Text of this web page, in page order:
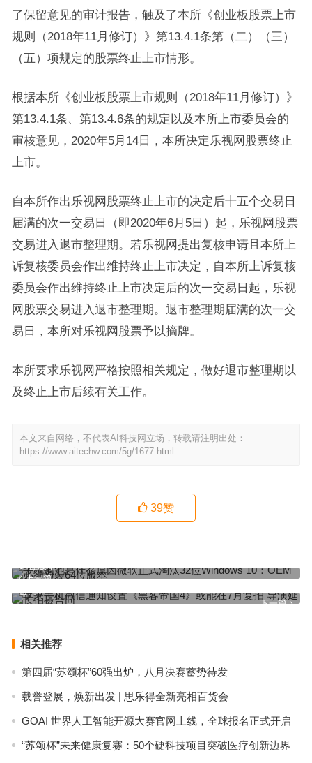
了保留意见的审计报告，触及了本所《创业板股票上市
规则（2018年11月修订）》第13.4.1条第（二）（三）
（五）项规定的股票终止上市情形。
根据本所《创业板股票上市规则（2018年11月修订）》
第13.4.1条、第13.4.6条的规定以及本所上市委员会的
审核意见，2020年5月14日，本所决定乐视网股票终止
上市。
自本所作出乐视网股票终止上市的决定后十五个交易日
届满的次一交易日（即2020年6月5日）起，乐视网股票
交易进入退市整理期。若乐视网提出复核申请且本所上
诉复核委员会作出维持终止上市决定，自本所上诉复核
委员会作出维持终止上市决定后的次一交易日起，乐视
网股票交易进入退市整理期。退市整理期届满的次一交
易日，本所对乐视网股票予以摘牌。
本所要求乐视网严格按照相关规定，做好退市整理期以
及终止上市后续有关工作。
本文来自网络，不代表AI科技网立场，转载请注明出处：
https://www.aitechw.com/5g/1677.html
39赞
上一篇
64位版本
下一篇
苹果手机微信通知设置《黑客帝国4》或能在7月复拍 导演延长拍摄
合同
相关推荐
第四届“苏颂杯”60强出炉，八月决赛蓄势待发
载誉登展，焕新出发 | 思乐得全新亮相百货会
GOAI 世界人工智能开源大赛官网上线，全球报名正式开启
“苏颂杯”未来健康复赛：50个硬科技项目突破医疗创新边界